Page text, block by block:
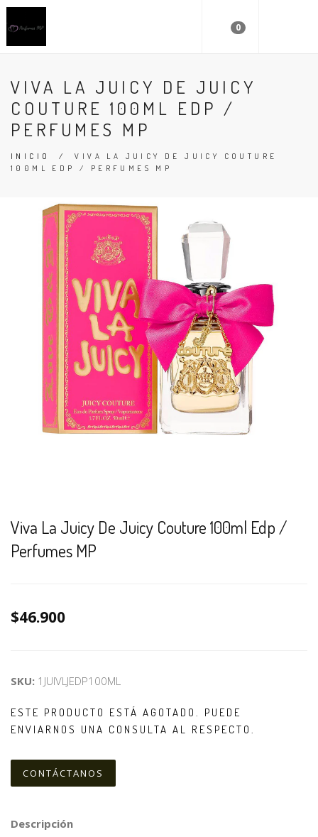
0
VIVA LA JUICY DE JUICY
COUTURE 100ML EDP /
PERFUMES MP
INICIO /VIVA LA JUICY DE JUICY COUTURE
100ML EDP / PERFUMES MP
Viva La Juicy De Juicy Couture 100ml Edp /
Perfumes MP
$46.900
SKU: 1JUIVLJEDP100ML
ESTE PRODUCTO ESTÁ AGOTADO. PUEDE
ENVIARNOS UNA CONSULTA AL RESPECTO.
CONTÁCTANOS
Descripción